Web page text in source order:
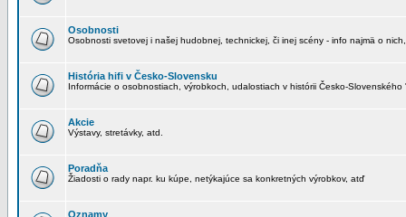
Osobnosti
Osobnosti svetovej i našej hudobnej, technickej, či inej scény - info najmä o
História hifi v Česko-Slovensku
Informácie o osobnostiach, výrobkoch, udalostiach v histórii Česko-Slovenského
Akcie
Výstavy, stretávky, atd.
Poradňa
Žiadosti o rady napr. ku kúpe, netýkajúce sa konkretných výrobkov, atď
Oznamy